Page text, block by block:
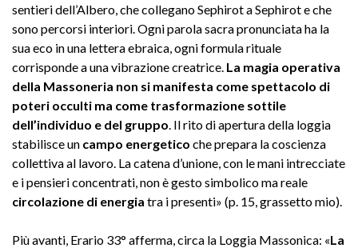
sentieri dell’Albero, che collegano Sephirot a Sephirot e che
sono percorsi interiori. Ogni parola sacra pronunciata ha la
sua eco in una lettera ebraica, ogni formula rituale
corrisponde a una vibrazione creatrice. La magia operativa
della Massoneria non si manifesta come spettacolo di
poteri occulti ma come trasformazione sottile
dell’individuo e del gruppo . Il rito di apertura della loggia
stabilisce un campo energetico che prepara la coscienza
collettiva al lavoro. La catena d’unione, con le mani intrecciate
e i pensieri concentrati, non è gesto simbolico ma reale
circolazione di energia tra i presenti» (p. 15, grassetto mio).
Più avanti, Erario 33° afferma, circa la Loggia Massonica: «La